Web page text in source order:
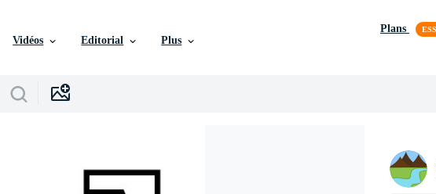
Vidéos Editorial Plus
Plans